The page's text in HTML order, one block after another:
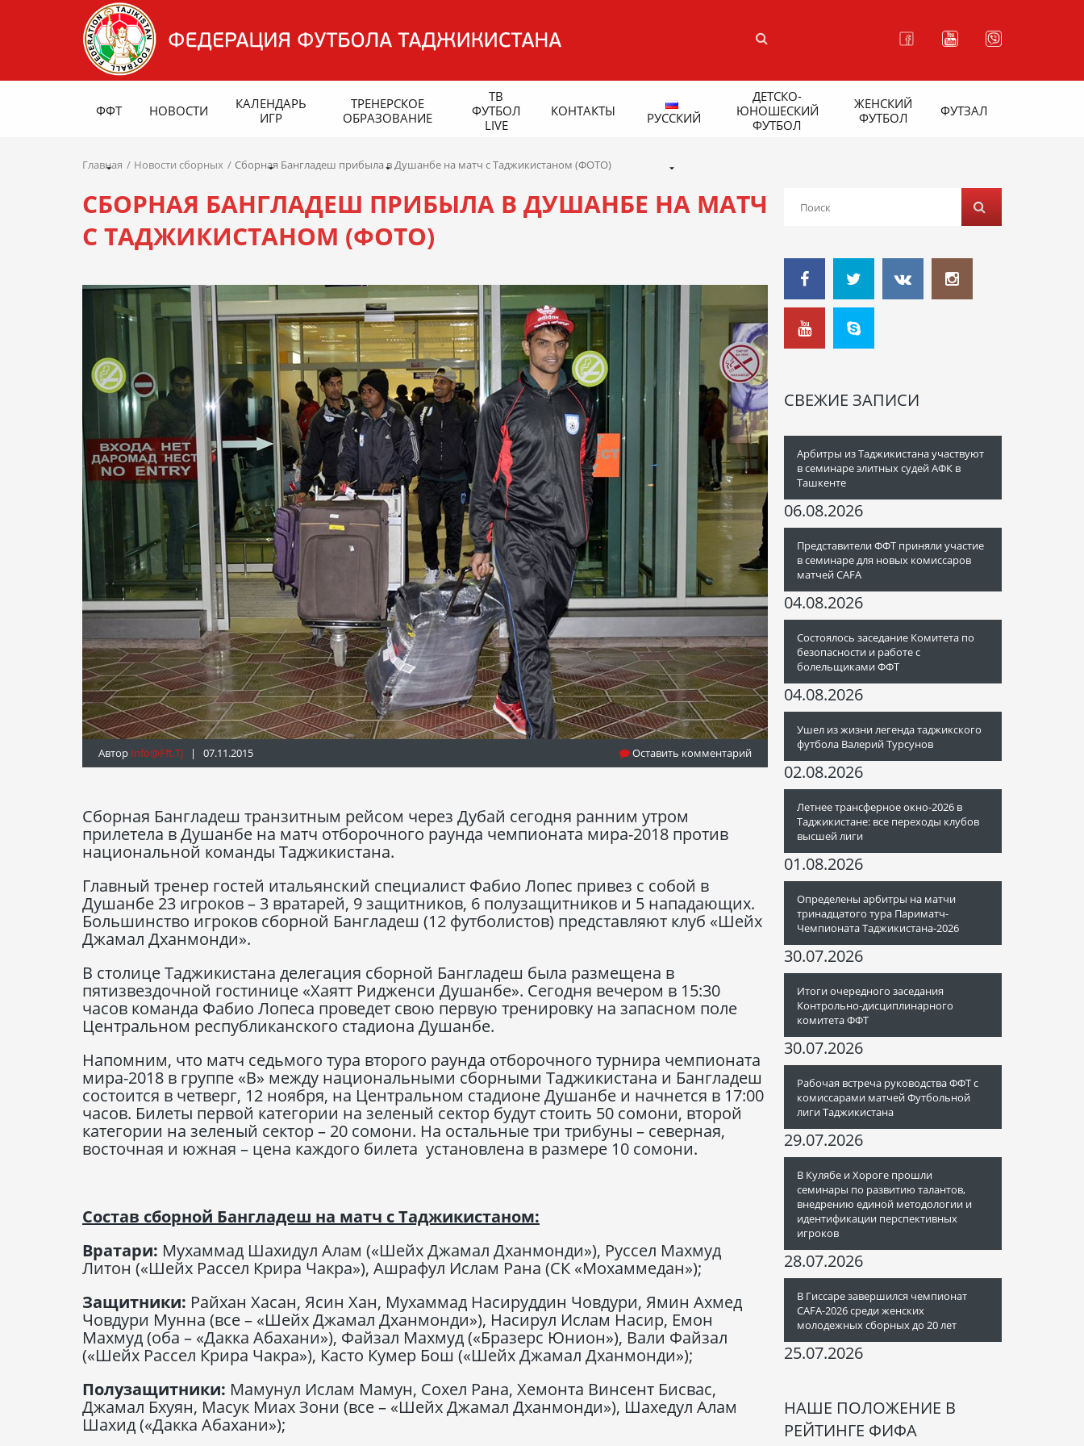
ФФТ НОВОСТИ
КАЛЕНДАРЬ
ИГР
ТРЕНЕРСКОЕ
ОБРАЗОВАНИЕ
ТВ
ФУТБОЛ
LIVE
КОНТАКТЫ РУССКИЙ
ДЕТСКО-
ЮНОШЕСКИЙ
ФУТБОЛ
ЖЕНСКИЙ
ФУТБОЛ
ФУТЗАЛ
Главная Новости сборных Сборная Бангладеш прибыла в Душанбе на матч с Таджикистаном (ФОТО)
СБОРНАЯ БАНГЛАДЕШ ПРИБЫЛА В ДУШАНБЕ НА МАТЧ
С ТАДЖИКИСТАНОМ (ФОТО)
Автор Info@fft.tj | 07.11.2015 Оставить комментарий
Сборная Бангладеш транзитным рейсом через Дубай сегодня ранним утром
прилетела в Душанбе на матч отборочного раунда чемпионата мира-2018 против
национальной команды Таджикистана.
Главный тренер гостей итальянский специалист Фабио Лопес привез с собой в
Душанбе 23 игроков – 3 вратарей, 9 защитников, 6 полузащитников и 5 нападающих.
Большинство игроков сборной Бангладеш (12 футболистов) представляют клуб «Шейх
Джамал Дханмонди».
В столице Таджикистана делегация сборной Бангладеш была размещена в
пятизвездочной гостинице «Хаятт Ридженси Душанбе». Сегодня вечером в 15:30
часов команда Фабио Лопеса проведет свою первую тренировку на запасном поле
Центральном республиканского стадиона Душанбе.
Напомним, что матч седьмого тура второго раунда отборочного турнира чемпионата
мира-2018 в группе «В» между национальными сборными Таджикистана и Бангладеш
состоится в четверг, 12 ноября, на Центральном стадионе Душанбе и начнется в 17:00
часов. Билеты первой категории на зеленый сектор будут стоить 50 сомони, второй
категории на зеленый сектор – 20 сомони. На остальные три трибуны – северная,
восточная и южная – цена каждого билета установлена в размере 10 сомони.
Состав сборной Бангладеш на матч с Таджикистаном:
Вратари: Мухаммад Шахидул Алам («Шейх Джамал Дханмонди»), Руссел Махмуд
Литон («Шейх Рассел Крира Чакра»), Ашрафул Ислам Рана (СК «Мохаммедан»);
Защитники: Райхан Хасан, Ясин Хан, Мухаммад Насируддин Човдури, Ямин Ахмед
Човдури Мунна (все – «Шейх Джамал Дханмонди»), Насирул Ислам Насир, Емон
Махмуд (оба – «Дакка Абахани»), Файзал Махмуд («Бразерс Юнион»), Вали Файзал
(«Шейх Рассел Крира Чакра»), Касто Кумер Бош («Шейх Джамал Дханмонди»);
Полузащитники: Мамунул Ислам Мамун, Сохел Рана, Хемонта Винсент Бисвас,
Джамал Бхуян, Масук Миах Зони (все – «Шейх Джамал Дханмонди»), Шахедул Алам
Шахид («Дакка Абахани»);
СВЕЖИЕ ЗАПИСИ
Арбитры из Таджикистана участвуют
в семинаре элитных судей АФК в
Ташкенте
06.08.2026
Представители ФФТ приняли участие
в семинаре для новых комиссаров
матчей CAFA
04.08.2026
Состоялось заседание Комитета по
безопасности и работе с
болельщиками ФФТ
04.08.2026
Ушел из жизни легенда таджикского
футбола Валерий Турсунов
02.08.2026
Летнее трансферное окно-2026 в
Таджикистане: все переходы клубов
высшей лиги
01.08.2026
Определены арбитры на матчи
тринадцатого тура Париматч-
Чемпионата Таджикистана-2026
30.07.2026
Итоги очередного заседания
Контрольно-дисциплинарного
комитета ФФТ
30.07.2026
Рабочая встреча руководства ФФТ с
комиссарами матчей Футбольной
лиги Таджикистана
29.07.2026
В Кулябе и Хороге прошли
семинары по развитию талантов,
внедрению единой методологии и
идентификации перспективных
игроков
28.07.2026
В Гиссаре завершился чемпионат
CAFA-2026 среди женских
молодежных сборных до 20 лет
25.07.2026
НАШЕ ПОЛОЖЕНИЕ В
РЕЙТИНГЕ ФИФА